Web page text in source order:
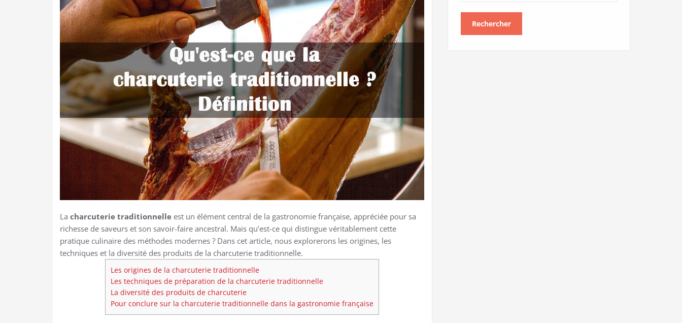
La charcuterie traditionnelle est un élément central de la gastronomie française, appréciée pour sa
richesse de saveurs et son savoir-faire ancestral. Mais qu’est-ce qui distingue véritablement cette
pratique culinaire des méthodes modernes ? Dans cet article, nous explorerons les origines, les
techniques et la diversité des produits de la charcuterie traditionnelle.
Les origines de la charcuterie traditionnelle
Les techniques de préparation de la charcuterie traditionnelle
La diversité des produits de charcuterie
Pour conclure sur la charcuterie traditionnelle dans la gastronomie française